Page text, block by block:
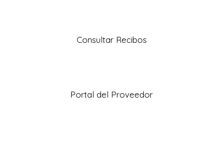
Consultar Recibos
Portal del Proveedor